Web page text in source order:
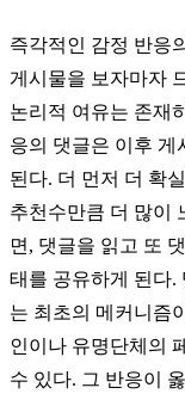
즉각적인 감정 반응
게시물을 보자마자
논리적 여유는 존재
응의 댓글은 이후 게
된다. 더 먼저 더 확
추천수만큼 더 많이
면, 댓글을 읽고 또
태를 공유하게 된다.
는 최초의 메커니즘
인이나 유명단체의
수 있다. 그 반응이